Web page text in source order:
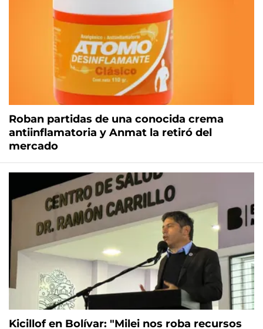
Roban partidas de una conocida crema
antiinflamatoria y Anmat la retiró del
mercado
Kicillof en Bolívar: "Milei nos roba recursos